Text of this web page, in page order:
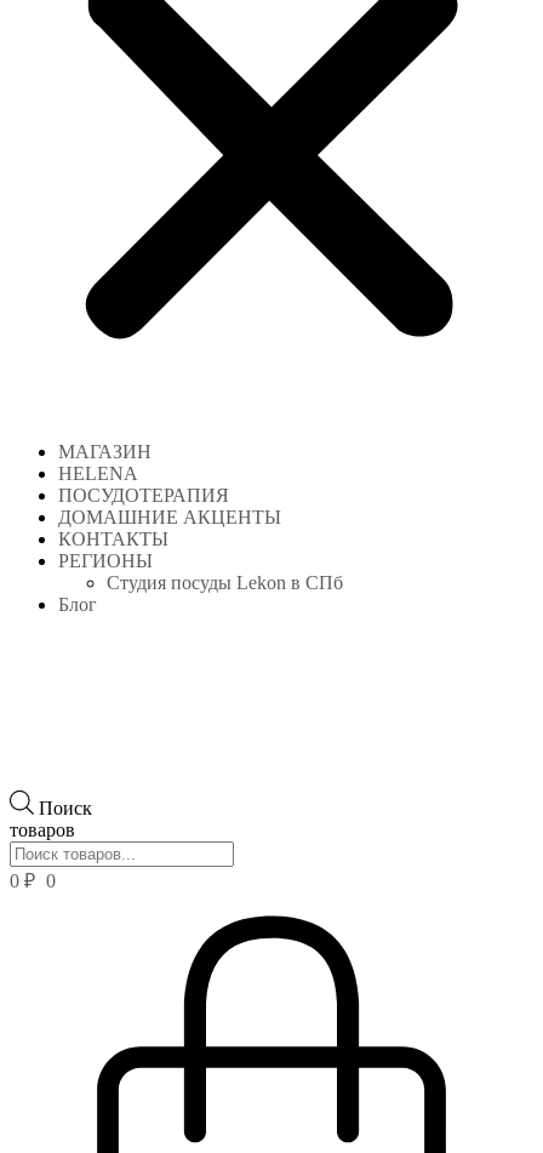
МАГАЗИН
HELENA
ПОСУДОТЕРАПИЯ
ДОМАШНИЕ АКЦЕНТЫ
КОНТАКТЫ
РЕГИОНЫ
Студия посуды Lekon в СПб
Блог
Поиск
товаров
0 ₽ 0